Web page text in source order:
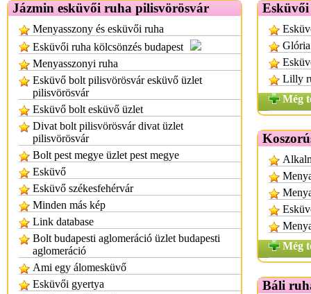
Jázmin esküvői ruha pilisvörösvár
Menyasszony és esküvői ruha
Esküvői ruha kölcsönzés budapest
Menyasszonyi ruha
Esküvő bolt pilisvörösvár esküvő üzlet
pilisvörösvár
Esküvő bolt esküvő üzlet
Divat bolt pilisvörösvár divat üzlet
pilisvörösvár
Bolt pest megye üzlet pest megye
Esküvő
Esküvő székesfehérvár
Minden más kép
Link database
Bolt budapesti aglomeráció üzlet budapesti
aglomeráció
Ami egy álomesküvő
Esküvői gyertya
Esküvői
Lilly
Még
Még
Báli